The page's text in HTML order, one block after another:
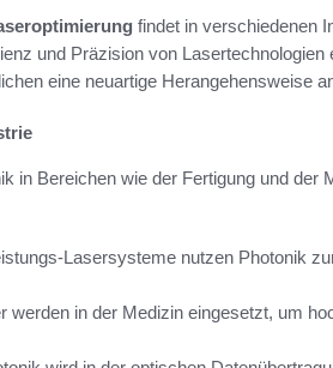
findet in verschiedenen
und Präzision von
eine neuartige Herangehensweise
in Bereichen wie der Fertigung und der
Lasersysteme nutzen Photonik
werden in der Medizin eingesetzt, um